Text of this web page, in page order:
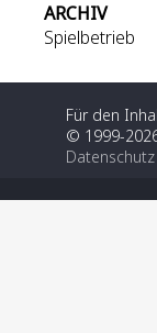
ARCHIV
Spielbetrieb
Für den
© 1999-
Datenschutz